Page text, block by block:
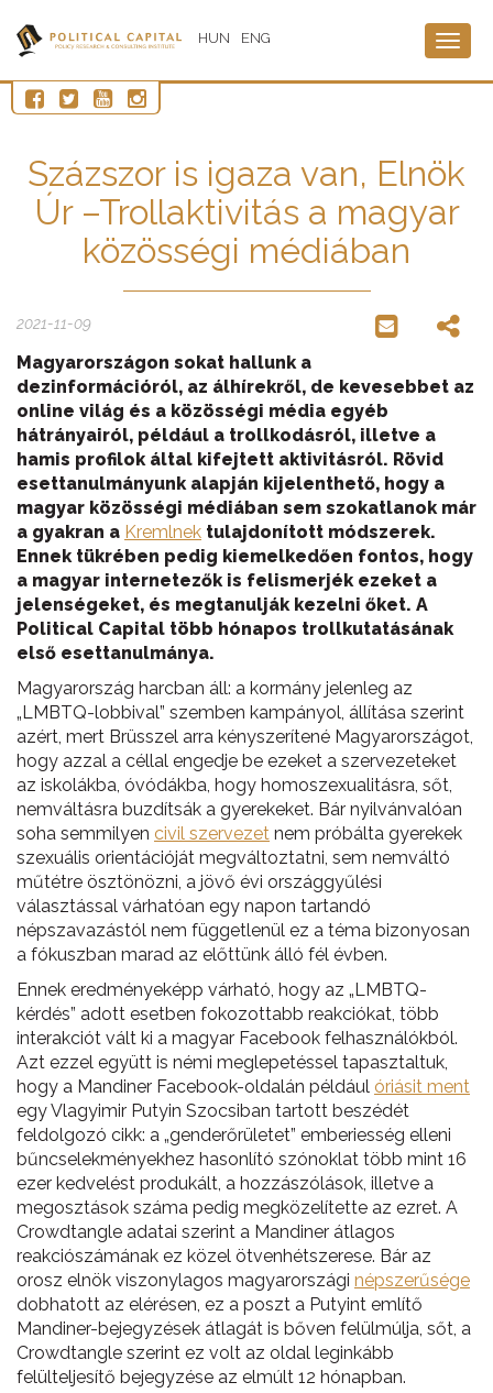
HUN ENG
Százszor is igaza van, Elnök
Úr –Trollaktivitás a magyar
közösségi médiában
2021-11-09
Magyarországon sokat hallunk a
dezinformációról, az álhírekről, de kevesebbet az
online világ és a közösségi média egyéb
hátrányairól, például a trollkodásról, illetve a
hamis profilok által kifejtett aktivitásról. Rövid
esettanulmányunk alapján kijelenthető, hogy a
magyar közösségi médiában sem szokatlanok már
a gyakran a Kremlnek tulajdonított módszerek.
Ennek tükrében pedig kiemelkedően fontos, hogy
a magyar internetezők is felismerjék ezeket a
jelenségeket, és megtanulják kezelni őket. A
Political Capital több hónapos trollkutatásának
első esettanulmánya.
Magyarország harcban áll: a kormány jelenleg az
„LMBTQ-lobbival” szemben kampányol, állítása szerint
azért, mert Brüsszel arra kényszerítené Magyarországot,
hogy azzal a céllal engedje be ezeket a szervezeteket
az iskolákba, óvódákba, hogy homoszexualitásra, sőt,
nemváltásra buzdítsák a gyerekeket. Bár nyilvánvalóan
soha semmilyen civil szervezet nem próbálta gyerekek
szexuális orientációját megváltoztatni, sem nemváltó
műtétre ösztönözni, a jövő évi országgyűlési
választással várhatóan egy napon tartandó
népszavazástól nem függetlenül ez a téma bizonyosan
a fókuszban marad az előttünk álló fél évben.
Ennek eredményeképp várható, hogy az „LMBTQ-
kérdés” adott esetben fokozottabb reakciókat, több
interakciót vált ki a magyar Facebook felhasználókból.
Azt ezzel együtt is némi meglepetéssel tapasztaltuk,
hogy a Mandiner Facebook-oldalán például óriásit ment
egy Vlagyimir Putyin Szocsiban tartott beszédét
feldolgozó cikk: a „genderőrületet” emberiesség elleni
bűncselekményekhez hasonlító szónoklat több mint 16
ezer kedvelést produkált, a hozzászólások, illetve a
megosztások száma pedig megközelítette az ezret. A
Crowdtangle adatai szerint a Mandiner átlagos
reakciószámának ez közel ötvenhétszerese. Bár az
orosz elnök viszonylagos magyarországi népszerűsége
dobhatott az elérésen, ez a poszt a Putyint említő
Mandiner-bejegyzések átlagát is bőven felülmúlja, sőt, a
Crowdtangle szerint ez volt az oldal leginkább
felülteljesítő bejegyzése az elmúlt 12 hónapban.